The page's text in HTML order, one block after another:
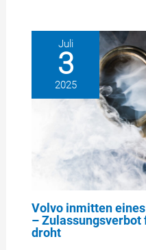
Juli
3
2025
Volvo inmitten
– Zulassungsverbot
droht